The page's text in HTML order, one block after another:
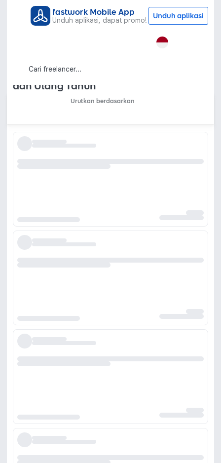
fastwork Mobile App
Unduh aplikasi, dapat promo! Unduh aplikasi
Desain Web
Digital Pernikahan, Tunangan, Event
dan Ulang Tahun
Urutkan berdasarkan